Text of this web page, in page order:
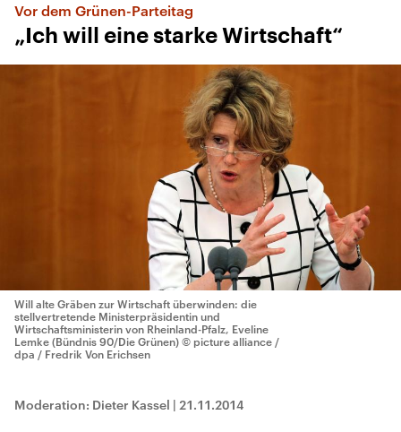
Vor dem Grünen-Parteitag
„Ich will eine starke Wirtschaft“
Will alte Gräben zur Wirtschaft überwinden: die
stellvertretende Ministerpräsidentin und
Wirtschaftsministerin von Rheinland-Pfalz, Eveline
Lemke (Bündnis 90/Die Grünen) © picture alliance /
dpa / Fredrik Von Erichsen
Moderation: Dieter Kassel | 21.11.2014